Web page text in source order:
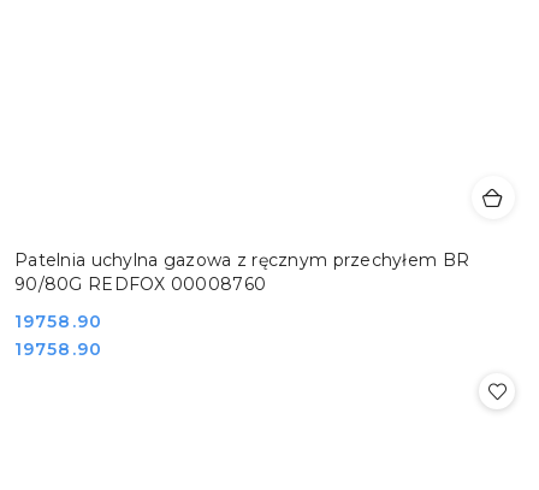
Patelnia uchylna gazowa z ręcznym przechyłem BR
90/80G REDFOX 00008760
Cena:
19758.90
Cena:
19758.90